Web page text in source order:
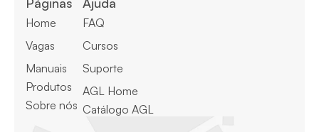
Home
Vagas
Manuais
Produtos
Sobre nós
FAQ
Cursos
Suporte
AGL Home
Catálogo AGL